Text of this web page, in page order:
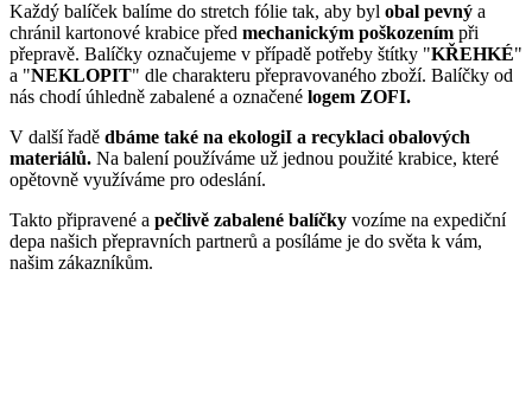
Každý balíček balíme do stretch fólie tak, aby byl obal pevný a
chránil kartonové krabice před mechanickým poškozením při
přepravě. Balíčky označujeme v případě potřeby štítky "KŘEHKÉ"
a "NEKLOPIT" dle charakteru přepravovaného zboží. Balíčky od
nás chodí úhledně zabalené a označené logem ZOFI.
V další řadě dbáme také na ekologiI a recyklaci obalových
materiálů. Na balení používáme už jednou použité krabice, které
opětovně využíváme pro odeslání.
Takto připravené a pečlivě zabalené balíčky vozíme na expediční
depa našich přepravních partnerů a posíláme je do světa k vám,
našim zákazníkům.